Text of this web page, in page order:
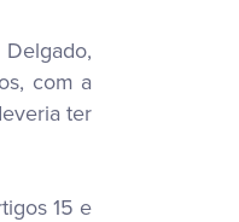
com a
ter
15 e